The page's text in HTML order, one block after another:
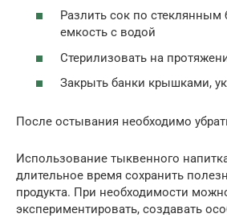
Разлить сок по стеклянным
емкость с водой
Стерилизовать на
Закрыть банки крышками,
После остывания необходимо
Использование тыквенного
длительное время сохранить
продукта. При необходимости
экспериментировать, создавать